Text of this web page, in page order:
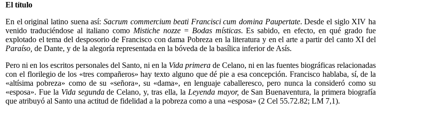
El título
En el original latino suena así: Sacrum commercium beati Francisci cum domina Paupertate. Desde el siglo XIV ha
venido traduciéndose al italiano como Mistiche nozze= Bodas místicas. Es sabido, en efecto, en qué grado fue
explotado el tema del desposorio de Francisco con dama Pobreza en la literatura y en el arte a partir del canto XI del
Paraíso, de Dante, y de la alegoría representada en la bóveda de la basílica inferior de Asís.
Pero ni en los escritos personales del Santo, ni en la Vida primera de Celano, ni en las fuentes biográficas relacionadas
con el florilegio de los «tres compañeros» hay texto alguno que dé pie a esa concepción. Francisco hablaba, sí, de la
«altísima pobreza» como de su «señora», su «dama», en lenguaje caballeresco, pero nunca la consideró como su
«esposa». Fue la Vida segundade Celano, y, tras ella, la Leyenda mayor, de San Buenaventura, la primera biografía
que atribuyó al Santo una actitud de fidelidad a la pobreza como a una «esposa» (2 Cel 55.72.82; LM 7,1).